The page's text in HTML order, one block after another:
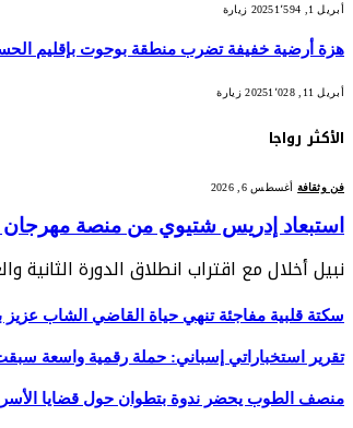
أبريل 1, 2025 1٬594 زيارة
هزة أرضية خفيفة تضرب منطقة بوحوت بإقليم
أبريل 11, 2025 1٬028 زيارة
الأكثر رواجا
فن وثقافة أغسطس 6, 2026
استبعاد إدريس شتيوي من منصة مهرجان
نبيل أخلال مع اقتراب انطلاق الدورة
سكتة قلبية مفاجئة تنهي حياة القاضي الشاب
تقرير استخباراتي إسباني: حملة رقمية واسعة
منصف الطوب يحضر ندوة بتطوان حول قضايا